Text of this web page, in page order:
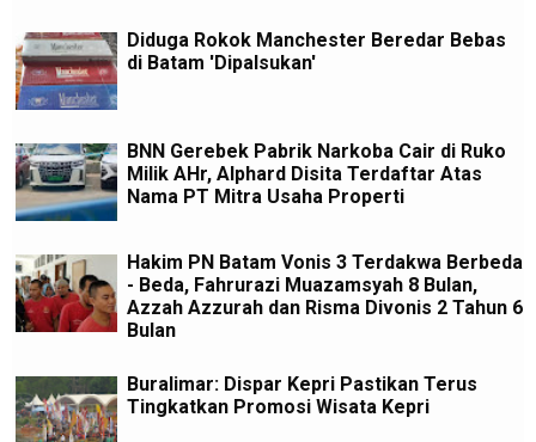
Diduga Rokok Manchester Beredar Bebas
di Batam 'Dipalsukan'
BNN Gerebek Pabrik Narkoba Cair di Ruko
Milik AHr, Alphard Disita Terdaftar Atas
Nama PT Mitra Usaha Properti
Hakim PN Batam Vonis 3 Terdakwa Berbeda
- Beda, Fahrurazi Muazamsyah 8 Bulan,
Azzah Azzurah dan Risma Divonis 2 Tahun 6
Bulan
Buralimar: Dispar Kepri Pastikan Terus
Tingkatkan Promosi Wisata Kepri